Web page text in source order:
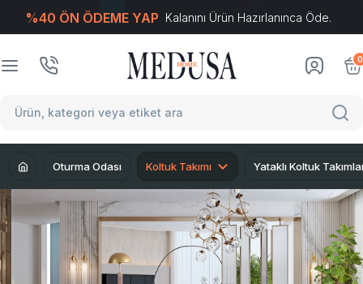
%40 ÖN ÖDEME YAP Kalanını Ürün Hazırlanınca Öde.
0
Oturma Odası Koltuk Takımı Yataklı Koltuk
T-Soft E-Ticaret Sistemleriyle Hazırlanmıştır.